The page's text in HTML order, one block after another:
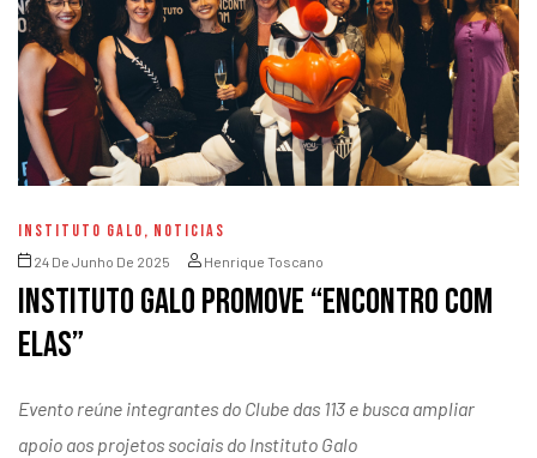
INSTITUTO GALO, NOTICIAS
24 De Junho De 2025 Henrique Toscano
Instituto Galo promove “Encontro com
Elas”
Evento reúne integrantes do Clube das 113 e busca ampliar
apoio aos projetos sociais do Instituto Galo